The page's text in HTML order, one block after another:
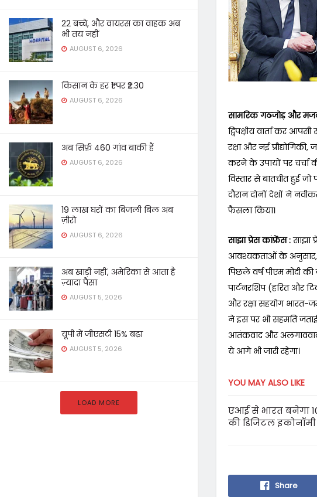
22 बच्चे, और वायरस का वाहक अब
भी तय नहीं
AUGUST 6, 2026
किसान के हर ₹1 पर ₹2.30
AUGUST 6, 2026
अब सिर्फ़ 460 गांव बाकी हैं
AUGUST 6, 2026
19 लाख घरों का बिजली बिल अब
ज़ीरो
AUGUST 6, 2026
अब खाड़ी नहीं, अमेरिका से आता है
ज़्यादा पैसा
AUGUST 5, 2026
यूपी में जीएसटी 15% बढ़ा
AUGUST 5, 2026
LOAD MORE
सामरिक गठजोड़ और
द्विपक्षीय वार्ता कर
रक्षा और नई
करने के उपायों पर चर्चा
विस्तार से बातचीत हुई
दौरान दोनों देशों ने
फैसला किया।
साझा प्रेस कांफ्रेंस :साझा
आवश्यकताओं के अनुसार,
पिछले वर्ष पीएम मोदी
पार्टनरशिप (हरित और
और रक्षा सहयोग भारत-
ने इस पर भी सहमति
आतंकवाद और
ये आगे भी जारी रहेगा।
YOU MAY ALSO LIKE
एआई से भारत बनेगा
की डिजिटल इकोनॉमी
Share